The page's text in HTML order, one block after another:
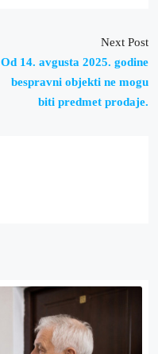
Next Post
Od 14. avgusta 2025. godine
bespravni objekti ne mogu
biti predmet prodaje.